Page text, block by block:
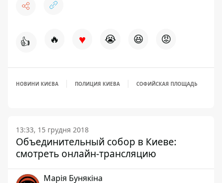
👍 🔥 ♥ 😭 😆 😡
НОВИНИ КИЄВА ПОЛИЦИЯ КИЕВА СОФИЙСКАЯ ПЛОЩАДЬ
13:33, 15 грудня 2018
Объединительный собор в Киеве:
смотреть онлайн-трансляцию
Марія Бунякіна